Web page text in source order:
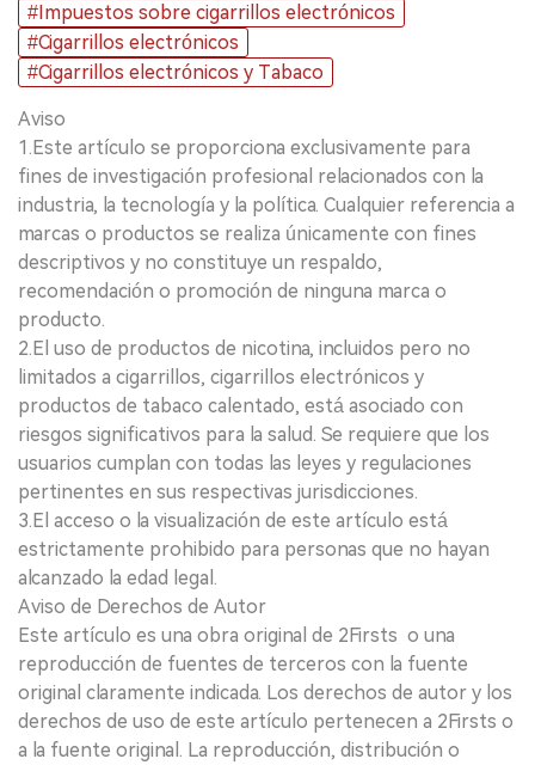
#Impuestos sobre cigarrillos electrónicos
#Cigarrillos electrónicos
#Cigarrillos electrónicos y Tabaco
Aviso
1.Este artículo se proporciona exclusivamente para
fines de investigación profesional relacionados con la
industria, la tecnología y la política. Cualquier referencia a
marcas o productos se realiza únicamente con fines
descriptivos y no constituye un respaldo,
recomendación o promoción de ninguna marca o
producto.
2.El uso de productos de nicotina, incluidos pero no
limitados a cigarrillos, cigarrillos electrónicos y
productos de tabaco calentado, está asociado con
riesgos significativos para la salud. Se requiere que los
usuarios cumplan con todas las leyes y regulaciones
pertinentes en sus respectivas jurisdicciones.
3.El acceso o la visualización de este artículo está
estrictamente prohibido para personas que no hayan
alcanzado la edad legal.
Aviso de Derechos de Autor
Este artículo es una obra original de 2Firsts o una
reproducción de fuentes de terceros con la fuente
original claramente indicada. Los derechos de autor y los
derechos de uso de este artículo pertenecen a 2Firsts o
a la fuente original. La reproducción, distribución o